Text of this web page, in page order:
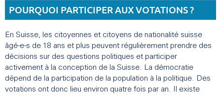
POURQUOI PARTICIPER AUX VOTATIONS ?
En Suisse, les citoyennes et citoyens de nationalité suisse
âgé-e-s de 18 ans et plus peuvent régulièrement prendre des
décisions sur des questions politiques et participer
activement à la conception de la Suisse. La démocratie
dépend de la participation de la population à la politique. Des
votations ont donc lieu environ quatre fois par an. Il existe